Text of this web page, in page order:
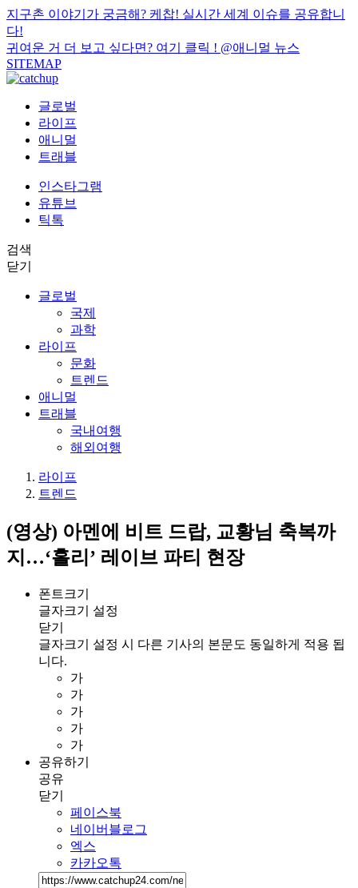
지구촌 이야기가 궁금해? 케찹! 실시간 세계 이슈를 공유합니
다!
귀여운 거 더 보고 싶다면? 여기 클릭 ! @애니멀 뉴스
SITEMAP
글로벌
라이프
애니멀
트래블
인스타그램
유튜브
틱톡
검색
닫기
글로벌
국제
과학
라이프
문화
트렌드
애니멀
트래블
국내여행
해외여행
라이프
트렌드
(영상) 아멘에 비트 드랍, 교황님 축복까
지…‘홀리’ 레이브 파티 현장
폰트크기
글자크기 설정
닫기
글자크기 설정 시 다른 기사의 본문도 동일하게 적용 됩
니다.
가
가
가
가
가
공유하기
공유
닫기
페이스북
네이버블로그
엑스
카카오톡